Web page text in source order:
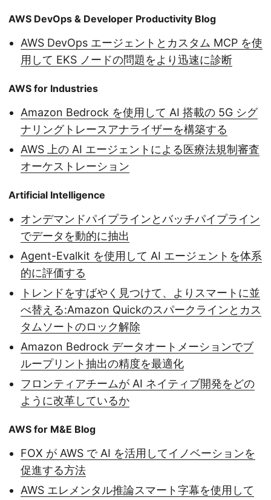
AWS DevOps & Developer Productivity Blog
AWS DevOps エージェントとカスタム MCP を使
用して EKS ノードの問題をより迅速に診断
AWS for Industries
Amazon Bedrock を使用して AI 搭載の 5G シグ
ナリングトレースアナライザーを構築する
AWS 上の AI エージェントによる医療法規制審査
オーケストレーション
Artificial Intelligence
オンデマンドパイプラインとバッチパイプライン
でデータを動的に抽出
Agent-Evalkit を使用して AI エージェントを体系
的に評価する
トレンドをすばやく見つけて、よりスマートに並
べ替える:Amazon Quickのスパークラインとカス
タムソートのロック解除
Amazon Bedrock データオートメーションでブ
ループリント抽出の精度を最適化
フロンティアチームが AI ネイティブ開発をどの
ように改革しているか
AWS for M&E Blog
FOX が AWS で AI を活用してイノベーションを
促進する方法
AWS エレメンタル推論スマート字幕を使用して